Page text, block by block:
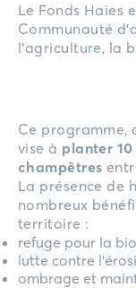
Le Fonds Haies
Communauté
l’agriculture, la
Ce programme,
vise à planter
champêtres
La présence de
nombreux
territoire :
refuge pour la
lutte contre
ombrage et